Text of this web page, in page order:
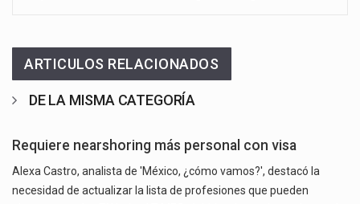
ARTICULOS RELACIONADOS
DE LA MISMA CATEGORÍA
Requiere nearshoring más personal con visa
Alexa Castro, analista de 'México, ¿cómo vamos?', destacó la
necesidad de actualizar la lista de profesiones que pueden